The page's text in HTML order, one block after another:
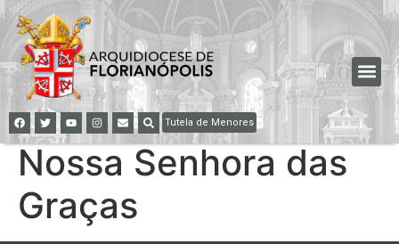
Tutela de Menores
Nossa Senhora das
Graças